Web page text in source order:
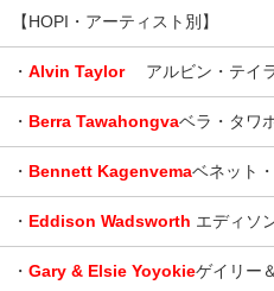
【HOPI・アーティスト別】
・ Alvin Taylor アルビン・テイ
・ Berra Tawahongvaベラ・タワ
・ Bennett Kagenvemaベネット
・ Eddison Wadsworth エディソ
・ Gary & Elsie Yoyokieゲイリー